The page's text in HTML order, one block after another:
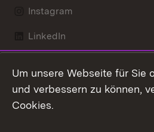
Instagram
LinkedIn
X / Twitter
Youtube
Um unsere Webseite für Sie
und verbessern zu können,
Cookies.